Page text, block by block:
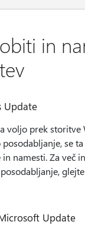
in
Update
voljo prek storitve
se
namesti. Za več
glejte
Update